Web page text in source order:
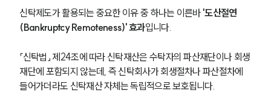
신탁제도가 활용되는 중요한 이유 중 하나는 이른바 '도산절연
(Bankruptcy Remoteness)' 효과입니다.
「신탁법」 제24조에 따라 신탁재산은 수탁자의 파산재단이나 회생
재단에 포함되지 않는데, 즉 신탁회사가 회생절차나 파산절차에
들어가더라도 신탁재산 자체는 독립적으로 보호됩니다.